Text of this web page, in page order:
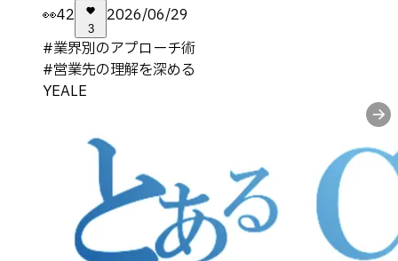
👀42
3
2026/06/29
#業界別のアプローチ術
#営業先の理解を深める
YEALE